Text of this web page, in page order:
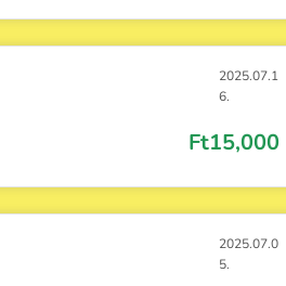
2025.07.1
6.
Ft15,000
2025.07.0
5.